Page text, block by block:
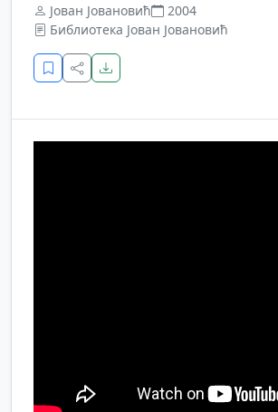
Јован Јовановић
2004
Библиотека Јован Јовановић